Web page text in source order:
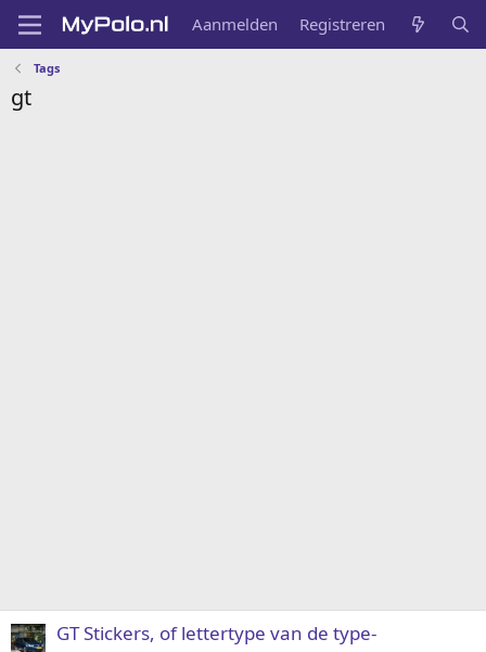
Aanmelden Registreren
Tags
gt
GT Stickers, of lettertype van de type-